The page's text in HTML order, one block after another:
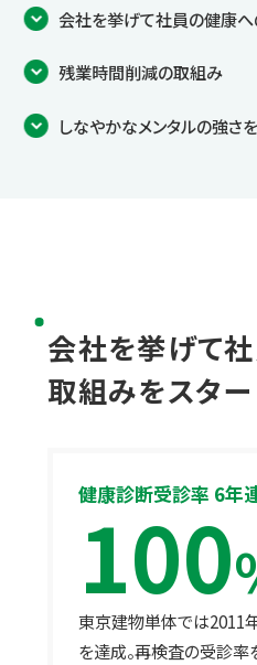
会社を挙げて社員の健康へ
残業時間削減の取組み
しなやかなメンタルの強さ
会社を挙げて
取組みをスター
健康診断受診率 6年
100
東京建物単体では2011
を達成。再検査の受診